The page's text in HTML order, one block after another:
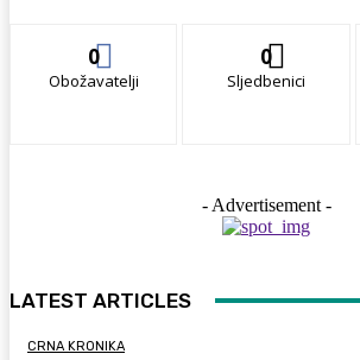
0
Obožavatelji
0
Sljedbenici
- Advertisement -
LATEST ARTICLES
CRNA KRONIKA